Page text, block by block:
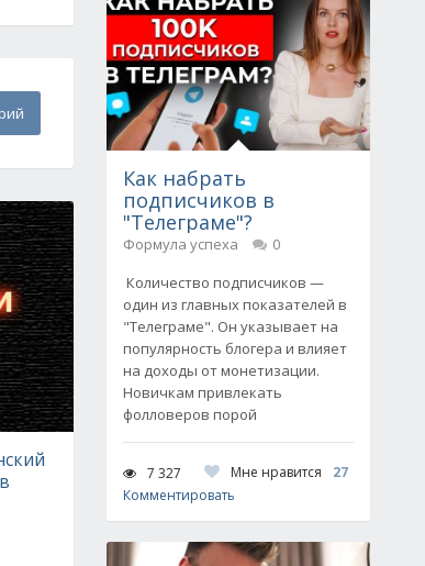
Как набрать
подписчиков в
"Телеграме"?
Формула успеха
0
Количество подписчиков —
один из главных показателей в
"Телеграме". Он указывает на
популярность блогера и влияет
на доходы от монетизации.
Новичкам привлекать
фолловеров порой
7 327 Мне нравится
27
Комментировать